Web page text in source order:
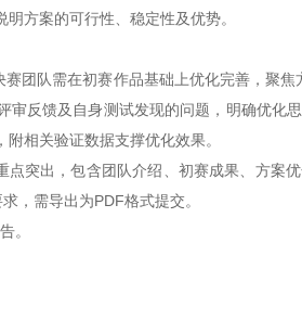
方案的可行性、稳定性及优势。
队需在初赛作品基础上优化完善，聚焦
反馈及自身测试发现的问题，明确优化
相关验证数据支撑优化效果。
出，包含团队介绍、初赛成果、方案
，需导出为PDF格式提交。
。